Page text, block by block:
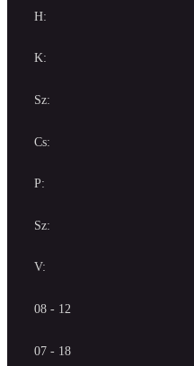
H:
K:
Sz:
Cs:
P:
Sz:
V:
08 - 12
07 - 18